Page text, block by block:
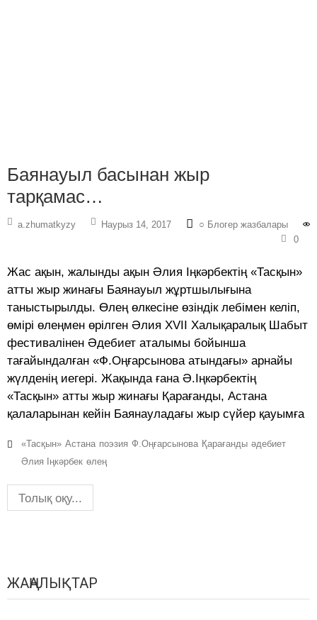
Баянауыл басынан жыр
тарқамас…
a.zhumatkyzy Наурыз 14, 2017
○ Блогер жазбалары
0
Жас ақын, жалынды ақын Әлия Іңкәрбектің «Тасқын»
атты жыр жинағы Баянауыл жұртшылығына
таныстырылды. Өлең өлкесіне өзіндік лебімен келіп,
өмірі өлеңмен өрілген Әлия XVII Халықаралық Шабыт
фестивалінен Әдебиет аталымы бойынша
тағайындалған «Ф.Оңғарсынова атындағы» арнайы
жүлденің иегері. Жақында ғана Ә.Іңкәрбектің
«Тасқын» атты жыр жинағы Қарағанды, Астана
қалаларынан кейін Баянауладағы жыр сүйер қауымға
«Тасқын» Астана поэзия Ф.Оңғарсынова Қарағанды әдебиет
Әлия Іңкәрбек өлең
Толық оқу...
ЖАҢАЛЫҚТАР